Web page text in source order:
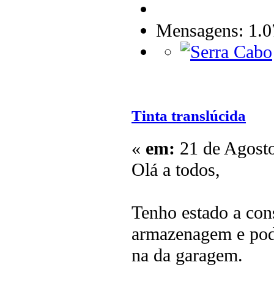
Mensagens:
Tinta translúcida
« em: 21 de
Olá a todos,
Tenho estado a
armazenagem e
na da garagem.